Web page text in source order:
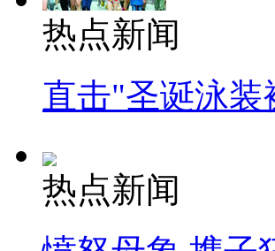
热点新闻
直击"圣诞泳装
热点新闻